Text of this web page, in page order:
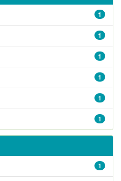
1
1
1
1
1
1
1